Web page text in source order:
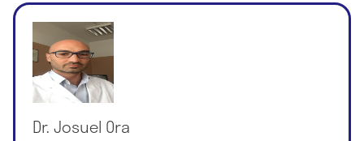
Dr. Josuel Ora